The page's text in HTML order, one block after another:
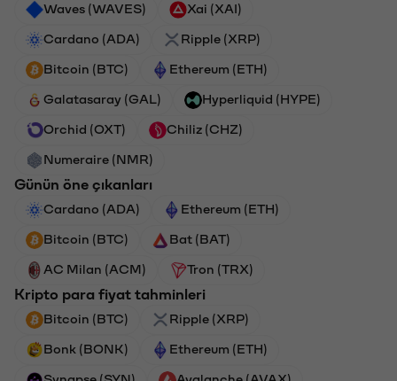
Waves (WAVES) Xai (XAI)
Cardano (ADA) Ripple (XRP)
Bitcoin (BTC) Ethereum (ETH)
Galatasaray (GAL) Hyperliquid (HYPE)
Orchid (OXT) Chiliz (CHZ)
Numeraire (NMR)
Günün öne çıkanları
Cardano (ADA) Ethereum (ETH)
Bitcoin (BTC) Bat (BAT)
AC Milan (ACM) Tron (TRX)
Kripto para fiyat tahminleri
Bitcoin (BTC) Ripple (XRP)
Bonk (BONK) Ethereum (ETH)
Synapse (SYN) Avalanche (AVAX)